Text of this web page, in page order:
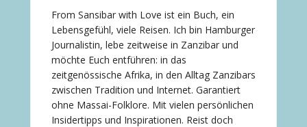
From Sansibar with Love ist ein Buch, ein
Lebensgefühl, viele Reisen. Ich bin Hamburger
Journalistin, lebe zeitweise in Zanzibar und
möchte Euch entführen: in das
zeitgenössische Afrika, in den Alltag Zanzibars
zwischen Tradition und Internet. Garantiert
ohne Massai-Folklore. Mit vielen persönlichen
Insidertipps und Inspirationen. Reist doch